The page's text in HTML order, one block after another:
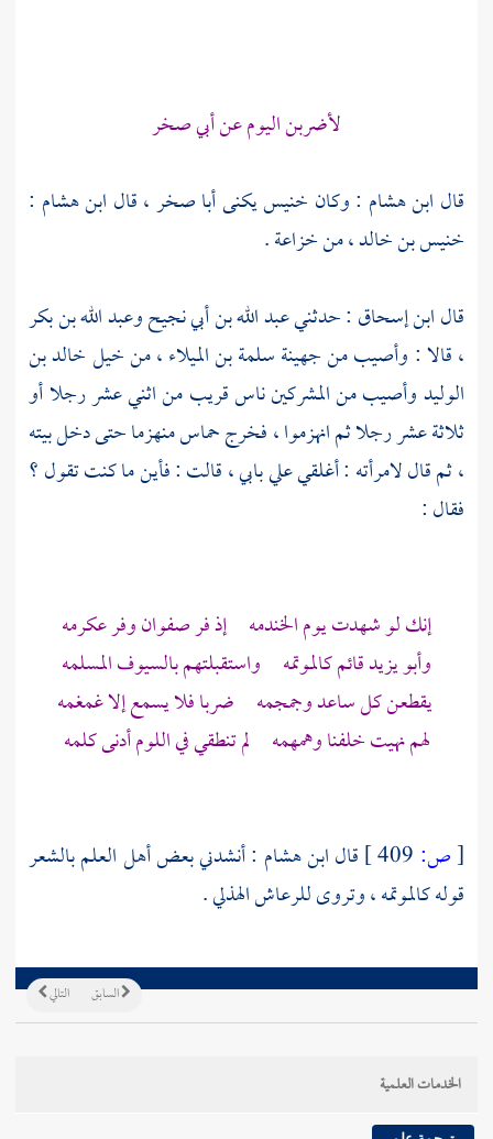
لأضربن اليوم عنأبي صخر
قال ابن هشام : وكان خنيسيكنىأبا صخر، قال ابن هشام :
خنيس بن خالد، منخزاعة.
قالابن إسحاق : حدثنيعبد الله بن أبي نجيحوعبد الله بن بكر
، قالا : وأصيب منجهينةسلمة بن الميلاء، من خيلخالد بن
الوليدوأصيب من المشركين ناس قريب من اثني عشر رجلا أو
ثلاثة عشر رجلا ثم انهزموا ، فخرجحماسمنهزما حتى دخل بيته
، ثم قال لامرأته : أغلقي علي بابي ، قالت : فأين ما كنت تقول ؟
فقال :
إنك لو شهدت يومالخندمه إذ فرصفوانوفرعكرمه
وأبو يزيدقائم كالموتمه واستقبلتهم بالسيوف المسلمه
‏‏‏‏‏‏ يقطعن كل ساعد وجمجمه ضربا فلا يسمع إلا غمغمه
لهم نهيت خلفنا وهمهمه لم تنطقي في اللوم أدنى كلمه
[ص: قالابن هشام : أنشدني بعض أهل العلم بالشعر
قوله كالموتمه ، وتروىللرعاش الهذلي.
التالي السابق
الخدمات العلمية